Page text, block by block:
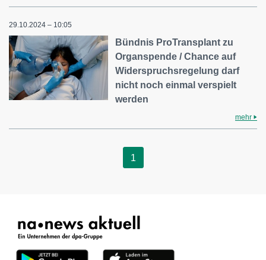
29.10.2024 – 10:05
Bündnis ProTransplant zu
Organspende / Chance auf
Widerspruchsregelung darf
nicht noch einmal verspielt
werden
mehr
1